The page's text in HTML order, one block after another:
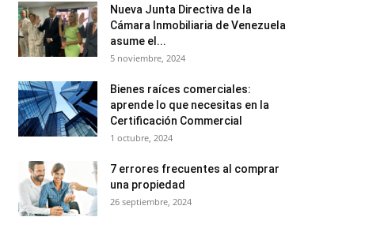
Nueva Junta Directiva de la
Cámara Inmobiliaria de Venezuela
asume el...
5 noviembre, 2024
Bienes raíces comerciales:
aprende lo que necesitas en la
Certificación Commercial
1 octubre, 2024
7 errores frecuentes al comprar
una propiedad
26 septiembre, 2024